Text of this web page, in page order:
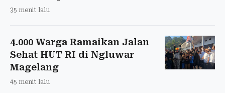
35 menit lalu
4.000 Warga Ramaikan Jalan
Sehat HUT RI di Ngluwar
Magelang
45 menit lalu